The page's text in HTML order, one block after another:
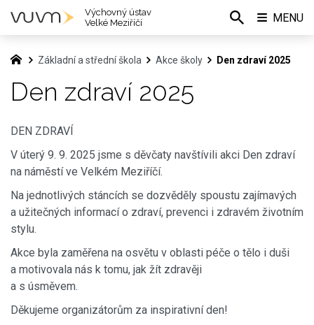
Základní a střední škola Akce školy Den zdraví 2025
Den zdraví 2025
DEN ZDRAVÍ
V úterý 9. 9. 2025 jsme s děvčaty navštívili akci Den zdraví
na náměstí ve Velkém Meziříčí.
Na jednotlivých stáncích se dozvěděly spoustu zajímavých
a užitečných informací o zdraví, prevenci i zdravém životním
stylu.
Akce byla zaměřena na osvětu v oblasti péče o tělo i duši
a motivovala nás k tomu, jak žít zdravěji
a s úsměvem.
Děkujeme organizátorům za inspirativní den!
Výchovný ústav
Velké Meziříčí
MENU